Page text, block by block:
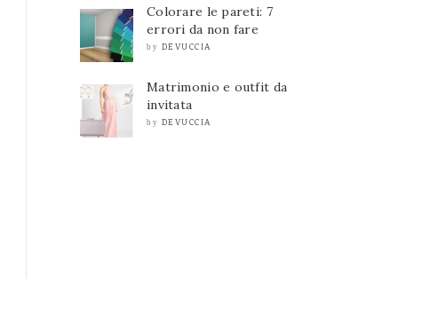
Colorare le pareti: 7
errori da non fare
by DEVUCCIA
Matrimonio e outfit da
invitata
by DEVUCCIA